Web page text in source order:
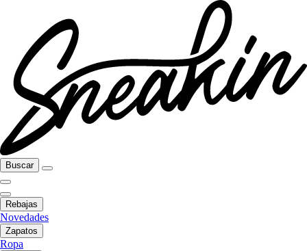
Buscar
Rebajas
Novedades
Zapatos
Ropa